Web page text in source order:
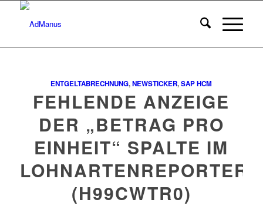
ENTGELTABRECHNUNG,NEWSTICKER,SAP HCM
FEHLENDE ANZEIGE
DER „BETRAG PRO
EINHEIT“ SPALTE IM
LOHNARTENREPORTER
(H99CWTR0)